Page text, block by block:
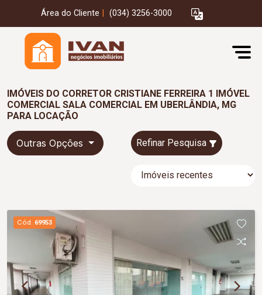
Área do Cliente (034) 3256-3000
IMÓVEIS DO CORRETOR CRISTIANE FERREIRA 1 IMÓVEL
COMERCIAL SALA COMERCIAL EM UBERLÂNDIA, MG
PARA LOCAÇÃO
Outras Opções Refinar Pesquisa
Cód. 69953